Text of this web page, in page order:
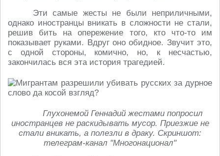
Эти самые жесты не были неприличными,
однако иностранцы вникать в сложности не стали,
решив бить на опережение того, кто что-то им
показывает руками. Вдруг оно обидное. Звучит это,
с одной стороны, комично, но, к несчастью,
закончилась вся эта история трагедией.
Глухонемой Геннадий жестами попросил
иностранцев не раскидывать мусор. Приезжие не
стали вникать, а полезли в драку. Скриншот:
телеграм-канал "Многонационал"